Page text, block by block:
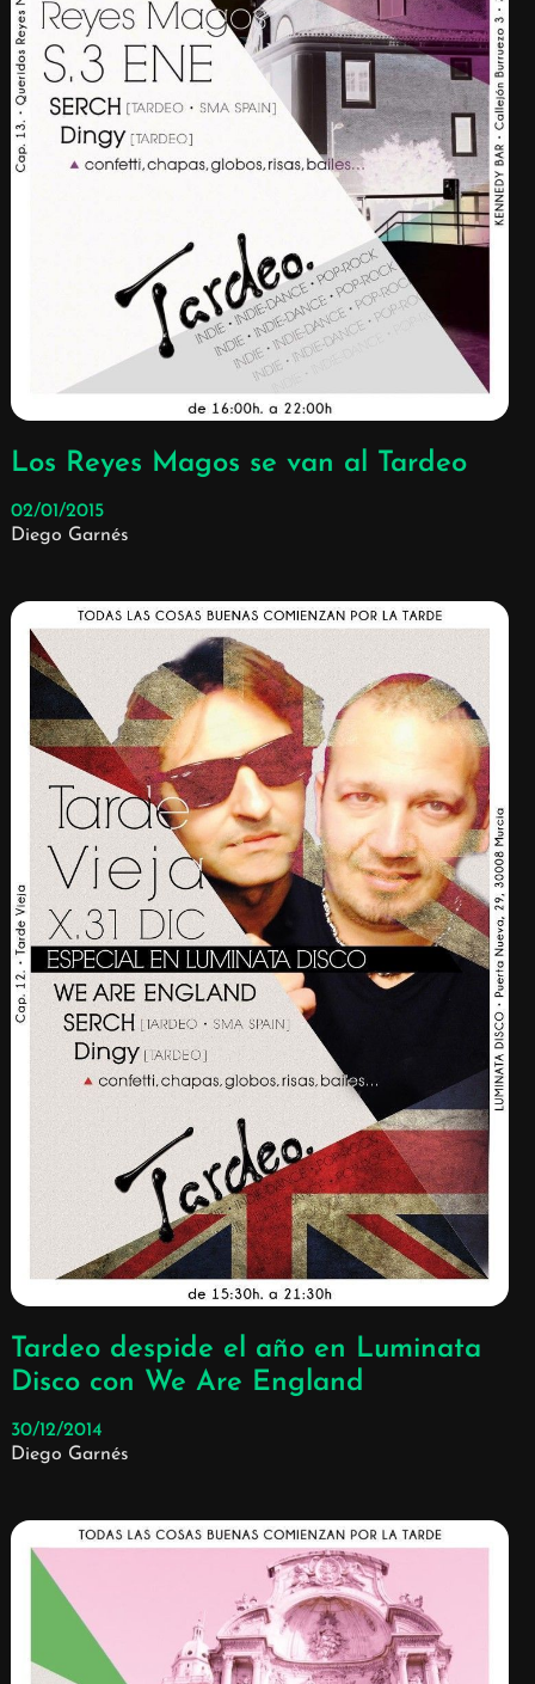
Los Reyes Magos se van al Tardeo
02/01/2015
Diego Garnés
Tardeo despide el año en Luminata
Disco con We Are England
30/12/2014
Diego Garnés